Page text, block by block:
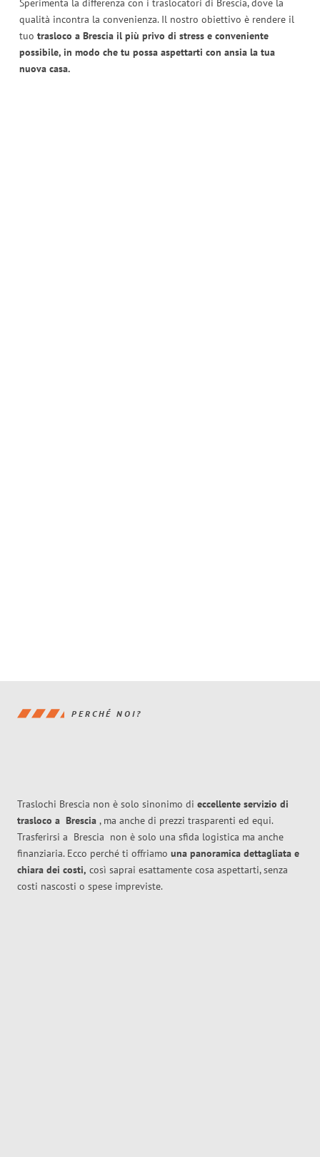
Sperimenta la differenza con i traslocatori di Brescia, dove la
qualità incontra la convenienza. Il nostro obiettivo è rendere il
tuo trasloco a Brescia il più privo di stress e conveniente
possibile, in modo che tu possa aspettarti con ansia la tua
nuova casa.
PERCHÉ NOI?
Traslochi Brescia non è solo sinonimo di eccellente servizio di
trasloco a Brescia , ma anche di prezzi trasparenti ed equi.
Trasferirsi a Brescia non è solo una sfida logistica ma anche
finanziaria. Ecco perché ti offriamo una panoramica dettagliata e
chiara dei costi, così saprai esattamente cosa aspettarti, senza
costi nascosti o spese impreviste.